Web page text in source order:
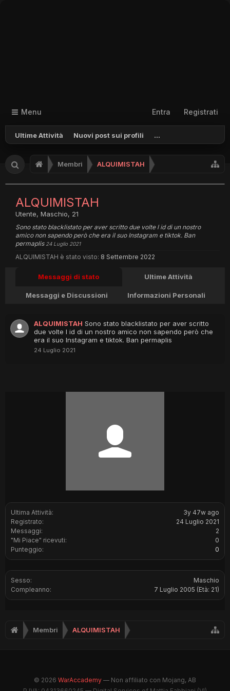
Menu
Ultime Attività Nuovi post sui profili ...
Entra Registrati
Membri ALQUIMISTAH
Ultima Attività:
3y 47w ago
Registrato:
24 Luglio 2021
Messaggi:
2
"Mi Piace" ricevuti:
0
Punteggio:
0
Sesso:
Maschio
Compleanno:
7 Luglio 2005 (Età: 21)
ALQUIMISTAH
Utente, Maschio, 21
Sono stato blacklistato per aver scritto due volte l id di un nostro
amico non sapendo però che era il suo Instagram e tiktok. Ban
permaplis 24 Luglio 2021
ALQUIMISTAH è stato visto: 8 Settembre 2022
Messaggi di stato Ultime Attività
Messaggi e Discussioni Informazioni Personali
ALQUIMISTAH Sono stato blacklistato per aver scritto
due volte l id di un nostro amico non sapendo però che
era il suo Instagram e tiktok. Ban permaplis
24 Luglio 2021
Membri ALQUIMISTAH
© 2026 WarAccademy — Non affiliato con Mojang, AB